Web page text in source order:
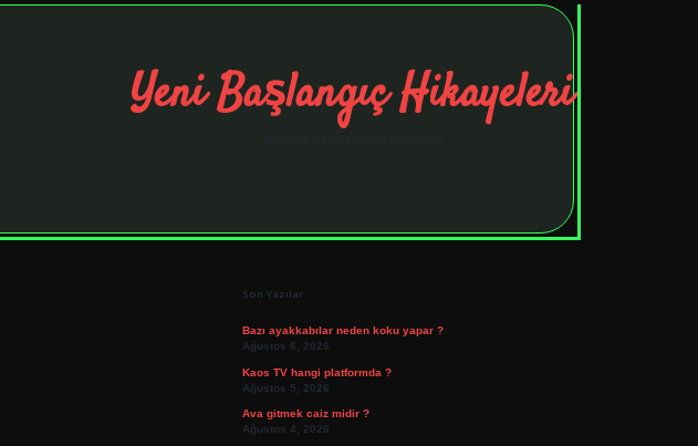
Yeni Başlangıç Hikayeleri
Son Yazılar
Bazı ayakkabılar neden koku yapar ?
Ağustos 6, 2026
Kaos TV hangi platformda ?
Ağustos 5, 2026
Ava gitmek caiz midir ?
Ağustos 4, 2026
tulipbetelexbett.net